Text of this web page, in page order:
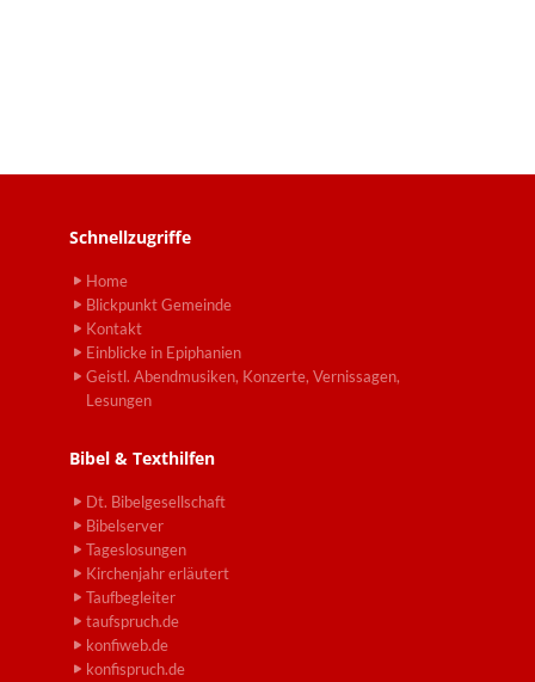
Schnellzugriffe
Home
Blickpunkt Gemeinde
Kontakt
Einblicke in Epiphanien
Geistl. Abendmusiken, Konzerte, Vernissagen,
Lesungen
Bibel & Texthilfen
Dt. Bibelgesellschaft
Bibelserver
Tageslosungen
Kirchenjahr erläutert
Taufbegleiter
taufspruch.de
konfiweb.de
konfispruch.de